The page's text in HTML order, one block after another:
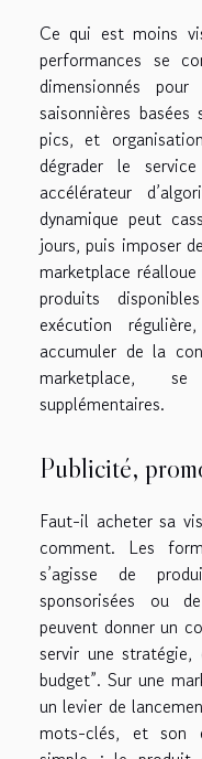
Ce qui est moins
performances se
dimensionnés
saisonnières
pics, et
dégrader le
accélérateur
dynamique peut
jours, puis imposer
marketplace
produits
exécution
accumuler de la
marketplace,
supplémentaires.
Publicité,
Faut-il acheter sa
comment. Les
s’agisse de
sponsorisées ou
peuvent donner un
servir une
budget”. Sur une
un levier de
mots-clés, et son